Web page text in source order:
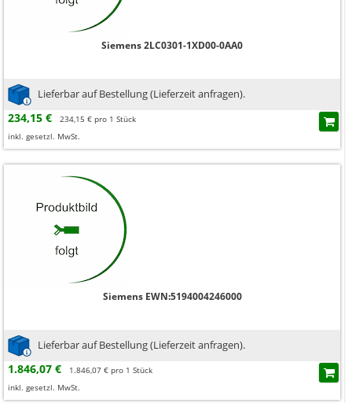
Siemens 2LC0301-1XD00-0AA0
Lieferbar auf Bestellung (Lieferzeit anfragen).
234,15 €
234,15 € pro 1 Stück
inkl. gesetzl. MwSt.
Siemens EWN:5194004246000
Lieferbar auf Bestellung (Lieferzeit anfragen).
1.846,07 €
1.846,07 € pro 1 Stück
inkl. gesetzl. MwSt.